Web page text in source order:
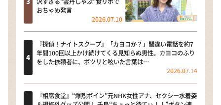
おちゃめ発言
2026.07.10
『探偵！ナイトスクープ』「カヨコか？」間違い電話を約7
年間100回以上かけ続けてくる見知らぬ男性。カヨコのふり
をした依頼者に、ポツリと呟いた言葉は…
2026.07.14
『相席食堂』“爆烈ボイン”元NHK女性アナ、セクシー水着姿